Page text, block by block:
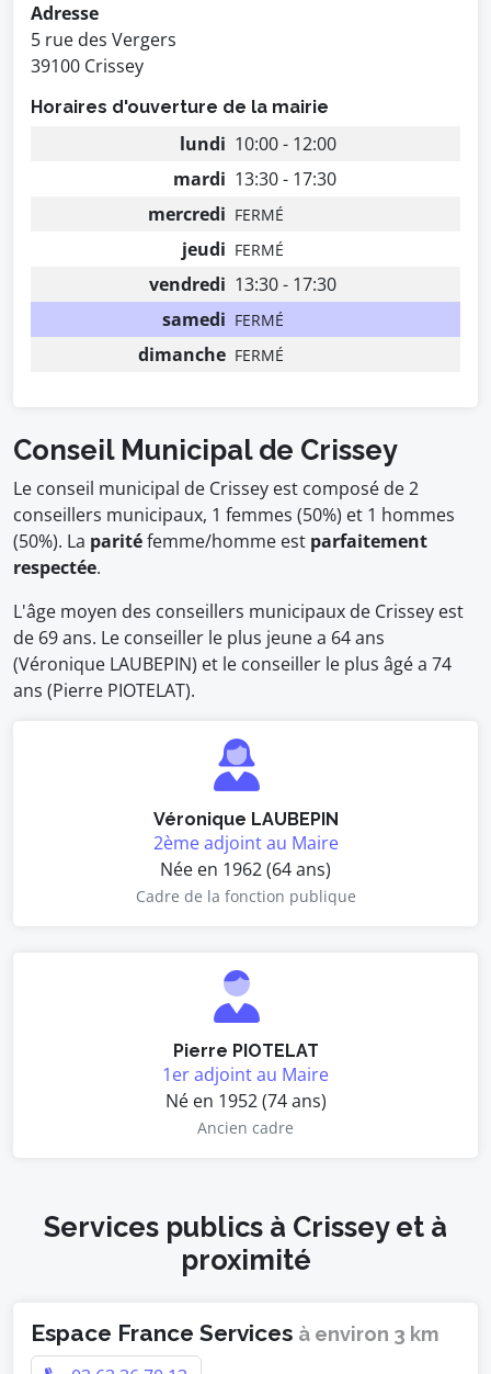
Adresse
5 rue des Vergers
39100 Crissey
Horaires d'ouverture de la mairie
lundi 10:00 - 12:00
mardi 13:30 - 17:30
mercredi FERMÉ
jeudi FERMÉ
vendredi 13:30 - 17:30
samedi FERMÉ
dimanche FERMÉ
Conseil Municipal de Crissey
Le conseil municipal de Crissey est composé de 2
conseillers municipaux, 1 femmes (50%) et 1 hommes
(50%). La paritéfemme/homme est parfaitement
respectée.
L'âge moyen des conseillers municipaux de Crissey est
de 69 ans. Le conseiller le plus jeune a 64 ans
(Véronique LAUBEPIN) et le conseiller le plus âgé a 74
ans (Pierre PIOTELAT).
Véronique LAUBEPIN
2ème adjoint au Maire
Née en 1962 (64 ans)
Cadre de la fonction publique
Pierre PIOTELAT
1er adjoint au Maire
Né en 1952 (74 ans)
Ancien cadre
Services publics à Crissey et à
proximité
Espace France Services à environ 3 km